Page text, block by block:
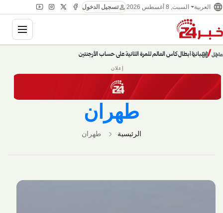
language العربية السبت, 8 أغسطس 2026 personتسجيل الدخول
عاجل/إسبانيا أبطال كأس العالم للمرة الثانية على حساب الأرجنتين chevron_right
pause
chevron_left
إعلان
طهران
الرئيسية طهران